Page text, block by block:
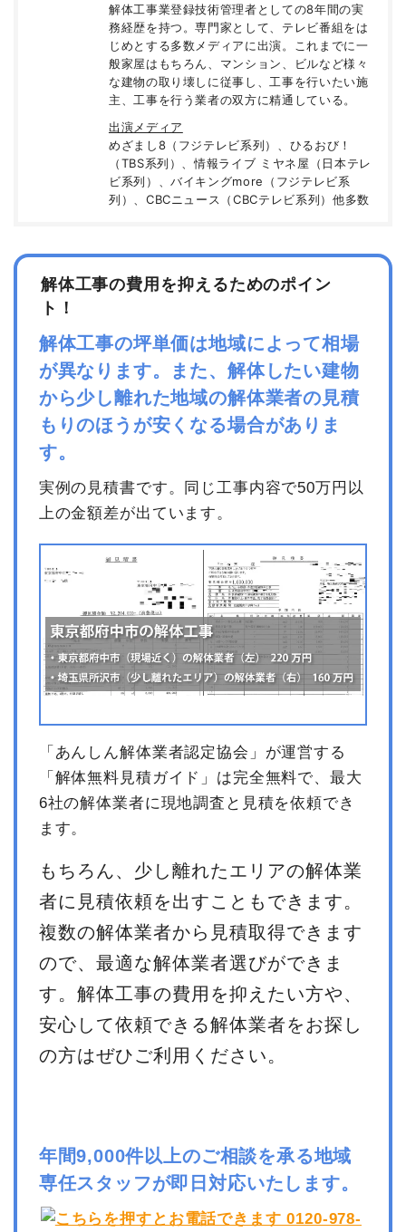
解体工事業登録技術管理者としての8年間の実
務経歴を持つ。専門家として、テレビ番組をは
じめとする多数メディアに出演。これまでに一
般家屋はもちろん、マンション、ビルなど様々
な建物の取り壊しに従事し、工事を行いたい施
主、工事を行う業者の双方に精通している。
出演メディア
めざまし8（フジテレビ系列）、ひるおび！
（TBS系列）、情報ライブ ミヤネ屋（日本テレ
ビ系列）、バイキングmore（フジテレビ系
列）、CBCニュース（CBCテレビ系列）他多数
解体工事の費用を抑えるためのポイン
ト！
解体工事の坪単価は地域によって相場
が異なります。また、解体したい建物
から少し離れた地域の解体業者の見積
もりのほうが安くなる場合がありま
す。
実例の見積書です。同じ工事内容で50万円以
上の金額差が出ています。
「あんしん解体業者認定協会」が運営する
「解体無料見積ガイド」は完全無料で、最大
6社の解体業者に現地調査と見積を依頼でき
ます。
もちろん、少し離れたエリアの解体業
者に見積依頼を出すこともできます。
複数の解体業者から見積取得できます
ので、最適な解体業者選びができま
す。解体工事の費用を抑えたい方や、
安心して依頼できる解体業者をお探し
の方はぜひご利用ください。
年間9,000件以上のご相談を承る地域
専任スタッフが即日対応いたします。